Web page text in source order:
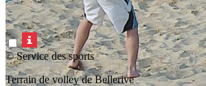
© Service des sports
Terrain de volley de Bellerive